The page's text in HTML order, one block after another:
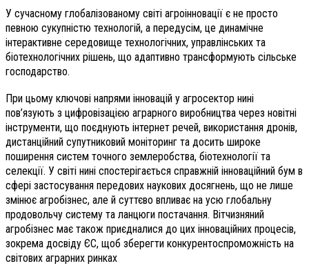
У сучасному глобалізованому світі агроінновації є не просто
певною сукупністю технологій, а передусім, це динамічне
інтерактивне середовище технологічних, управлінських та
біотехнологічних рішень, що адаптивно трансформують сільське
господарство.
При цьому ключові напрями інновацій у агросектор нині
пов’язують з цифровізацією аграрного виробництва через новітні
інструменти, що поєднують інтернет речей, використання дронів,
дистанційний супутниковий моніторинг та досить широке
поширення систем точного землеробства, біотехнології та
селекції. У світі нині спостерігається справжній інноваційний бум в
сфері застосування передових наукових досягнень, що не лише
змінює агробізнес, але й суттєво впливає на усю глобальну
продовольчу систему та ланцюги постачання. Вітчизняний
агробізнес має також приєдналися до цих інноваційних процесів,
зокрема досвіду ЄС, щоб зберегти конкурентоспроможність на
світових аграрних ринках